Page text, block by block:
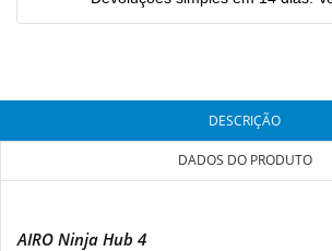
DESCRIÇÃO
DADOS DO PRODUTO
AIRO Ninja Hub 4